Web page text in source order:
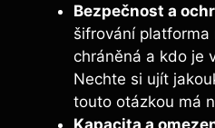
Bezpečnost a
šifrování
chráněná a kdo je
Nechte si ujít
⁣touto otázkou má
Kapacita a